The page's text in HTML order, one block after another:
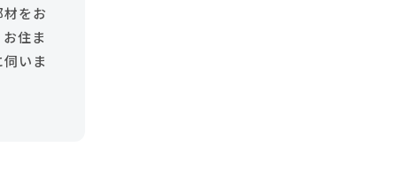
材をお
住ま
いま